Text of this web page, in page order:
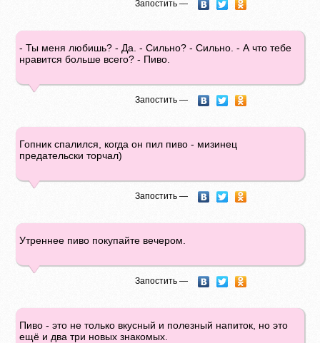
Запостить —
- Ты меня любишь? - Да. - Сильно? - Сильно. - А что тебе
нравится больше всего? - Пиво.
Запостить —
Гопник спалился, когда он пил пиво - мизинец
предательски торчал)
Запостить —
Утреннее пиво покупайте вечером.
Запостить —
Пиво - это не только вкусный и полезный напиток, но это
ещё и два три новых знакомых.